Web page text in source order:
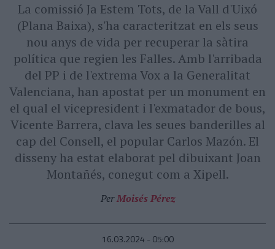
La comissió Ja Estem Tots, de la Vall d'Uixó
(Plana Baixa), s'ha caracteritzat en els seus
nou anys de vida per recuperar la sàtira
política que regien les Falles. Amb l'arribada
del PP i de l'extrema Vox a la Generalitat
Valenciana, han apostat per un monument en
el qual el vicepresident i l'exmatador de bous,
Vicente Barrera, clava les seues banderilles al
cap del Consell, el popular Carlos Mazón. El
disseny ha estat elaborat pel dibuixant Joan
Montañés, conegut com a Xipell.
PerMoisés Pérez
16.03.2024 - 05:00